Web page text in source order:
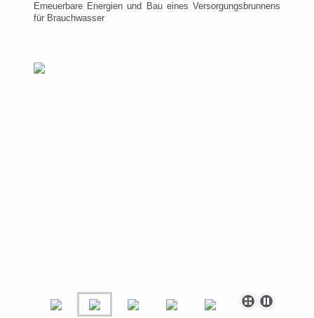
Erneuerbare Energien und Bau eines Versorgungsbrunnens
für Brauchwasser